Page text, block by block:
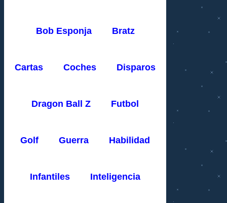
Bob Esponja Bratz
Cartas Coches Disparos
Dragon Ball Z Futbol
Golf Guerra Habilidad
Infantiles Inteligencia